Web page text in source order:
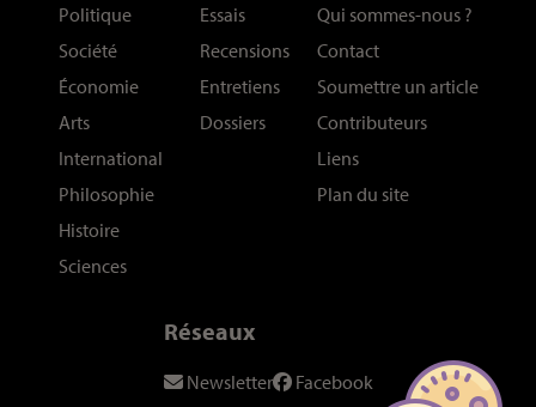
Politique
Société
Économie
Arts
International
Philosophie
Histoire
Sciences
Essais
Recensions
Entretiens
Dossiers
Qui sommes-nous ?
Contact
Soumettre un article
Contributeurs
Liens
Plan du site
Réseaux
Newsletter
Facebook